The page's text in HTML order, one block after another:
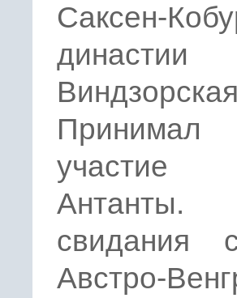
Саксен-
участие
свидания
Австро-